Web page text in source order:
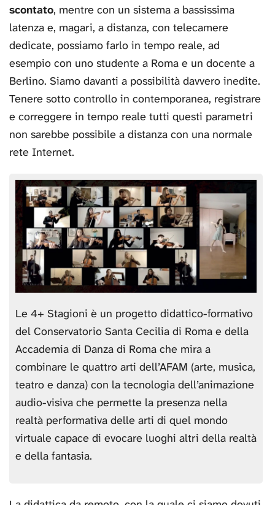
scontato, mentre con un sistema a bassissima
latenza e, magari, a distanza, con telecamere
dedicate, possiamo farlo in tempo reale, ad
esempio con uno studente a Roma e un docente a
Berlino. Siamo davanti a possibilità davvero inedite.
Tenere sotto controllo in contemporanea, registrare
e correggere in tempo reale tutti questi parametri
non sarebbe possibile a distanza con una normale
rete Internet.
Le 4+ Stagioni è un progetto didattico-formativo
del Conservatorio Santa Cecilia di Roma e della
Accademia di Danza di Roma che mira a
combinare le quattro arti dell’AFAM (arte, musica,
teatro e danza) con la tecnologia dell’animazione
audio-visiva che permette la presenza nella
realtà performativa delle arti di quel mondo
virtuale capace di evocare luoghi altri della realtà
e della fantasia.